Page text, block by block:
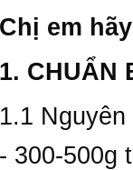
Chị em
1. CHUẨN
1.1
- 300-500g